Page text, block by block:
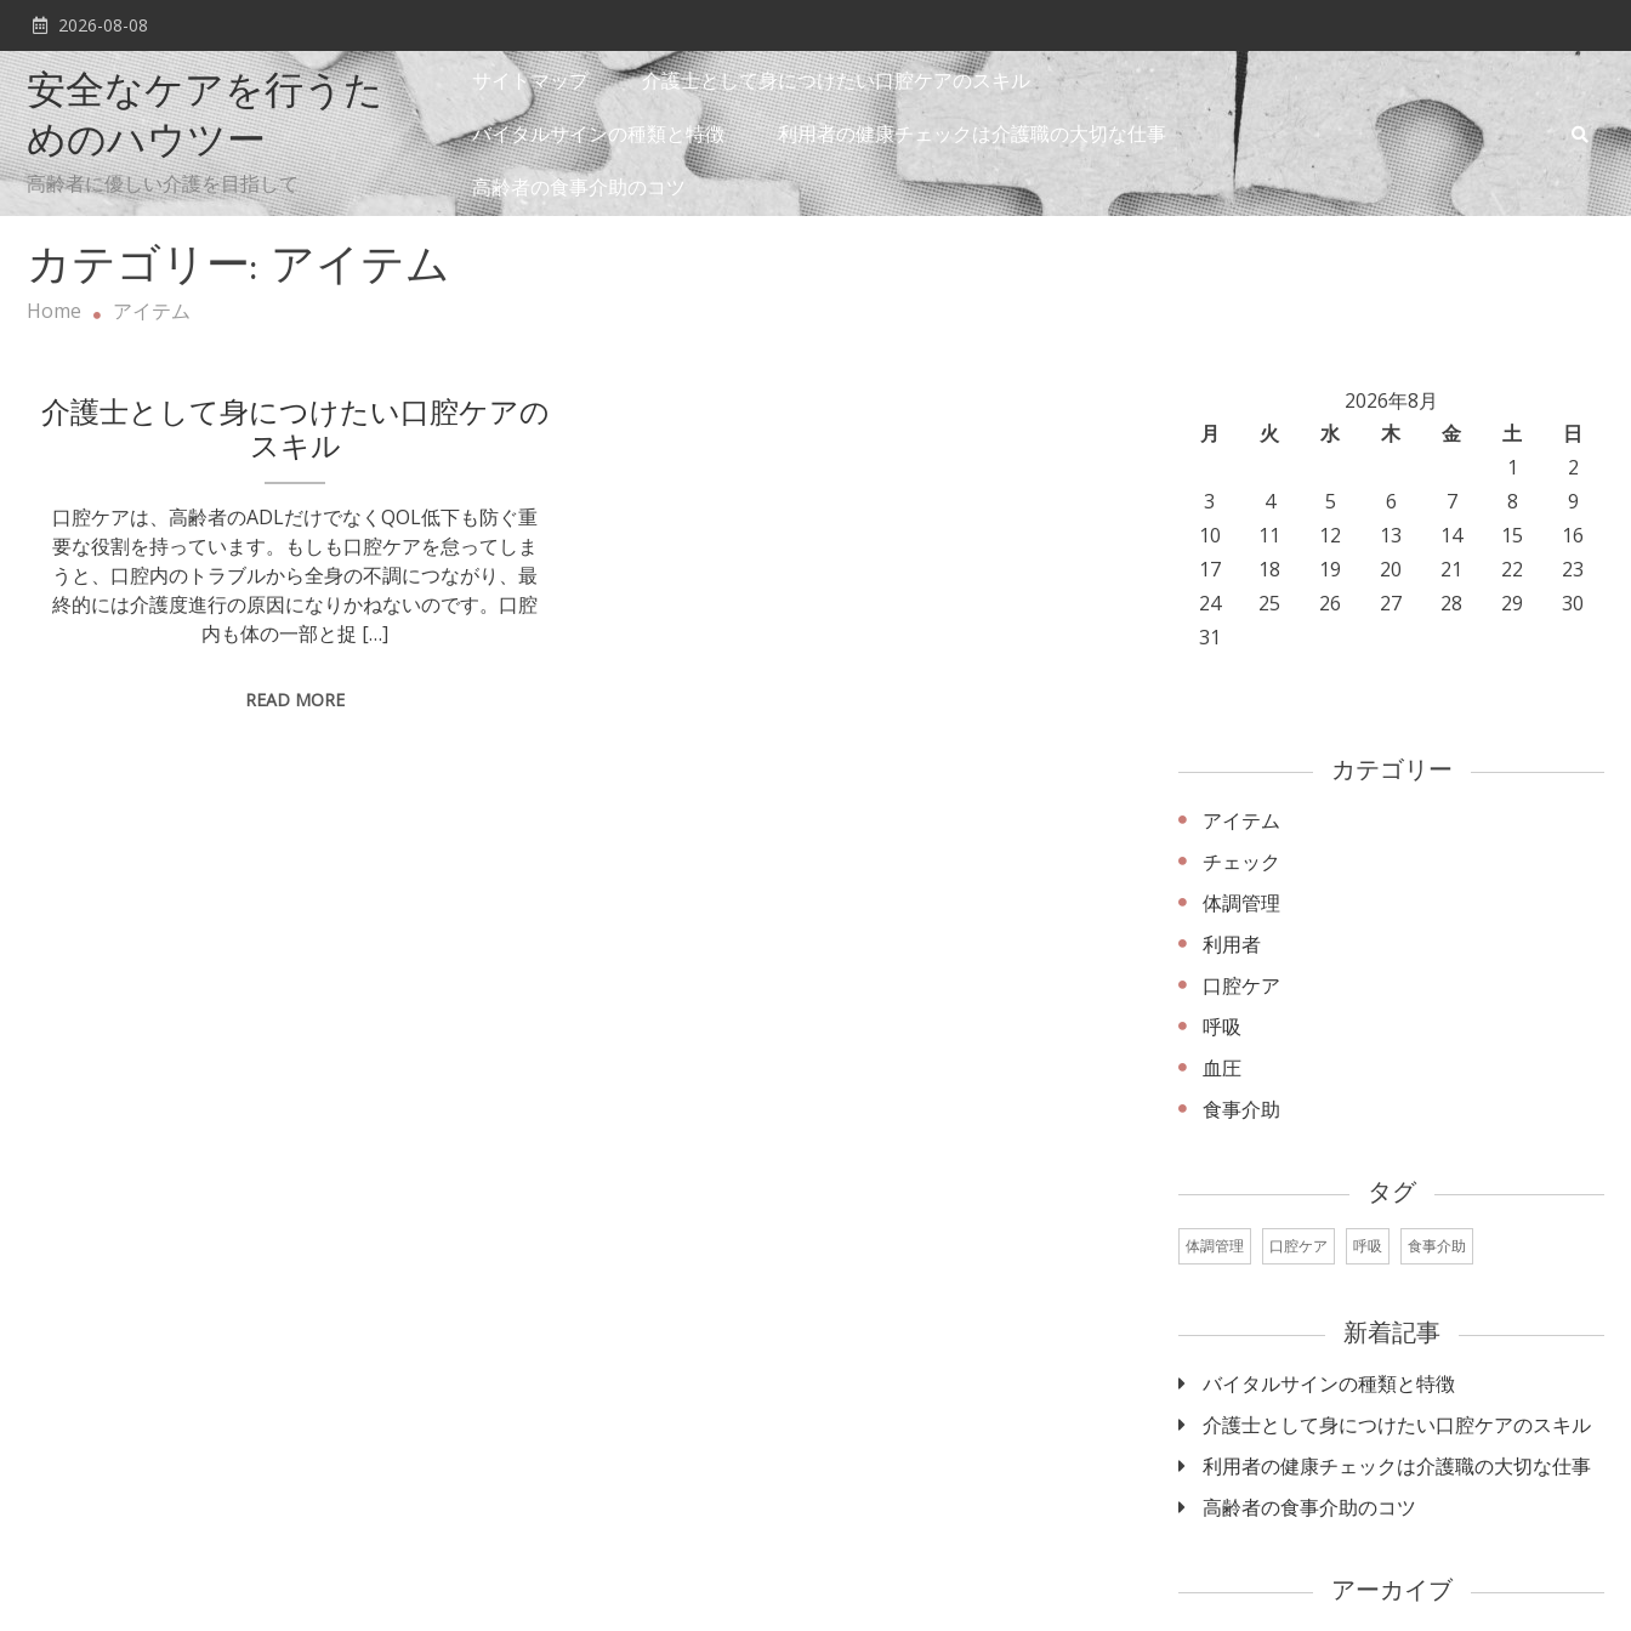
Skip
content
2026-08-08
安全なケアを行うた
めのハウツー
高齢者に優しい介護を目指して
サイトマップ
介護士として身につけたい口腔ケアのスキル
バイタルサインの種類と特徴
利用者の健康チェックは介護職の大切な仕事
高齢者の食事介助のコツ
カテゴリー: アイテム
Home アイテム
介護士として身につけたい口腔ケアの
スキル
口腔ケアは、高齢者のADLだけでなくQOL低下も防ぐ重
要な役割を持っています。もしも口腔ケアを怠ってしま
うと、口腔内のトラブルから全身の不調につながり、最
終的には介護度進行の原因になりかねないのです。口腔
内も体の一部と捉 […]
READ MORE
2026年8月
月
火 水 木 金 土
日
1
2
3
4 5 6 7 8
9
10
11 12 13 14 15
16
17
18 19 20 21 22
23
24
25 26 27 28 29
30
31
カテゴリー
アイテム
チェック
体調管理
利用者
口腔ケア
呼吸
血圧
食事介助
タグ
体調管理 口腔ケア 呼吸 食事介助
新着記事
バイタルサインの種類と特徴
介護士として身につけたい口腔ケアのスキル
利用者の健康チェックは介護職の大切な仕事
高齢者の食事介助のコツ
アーカイブ